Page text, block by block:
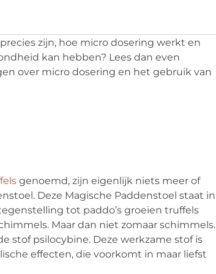
zijn, hoe micro dosering werkt en
kan hebben? Lees dan even
over micro dosering en het gebruik van
genoemd, zijn eigenlijk niets meer of
Deze Magische Paddenstoel staat in
tot paddo’s groeien truffels
Maar dan niet zomaar schimmels.
stof psilocybine. Deze werkzame stof is
effecten, die voorkomt in maar liefst